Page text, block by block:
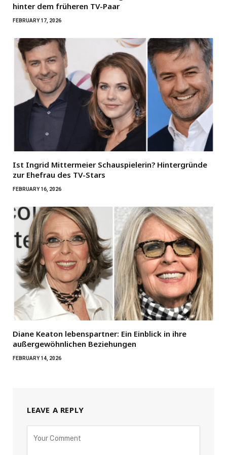
hinter dem früheren TV-Paar
FEBRUARY 17, 2026
Ist Ingrid Mittermeier Schauspielerin? Hintergründe
zur Ehefrau des TV-Stars
FEBRUARY 16, 2026
Diane Keaton lebenspartner: Ein Einblick in ihre
außergewöhnlichen Beziehungen
FEBRUARY 14, 2026
LEAVE A REPLY